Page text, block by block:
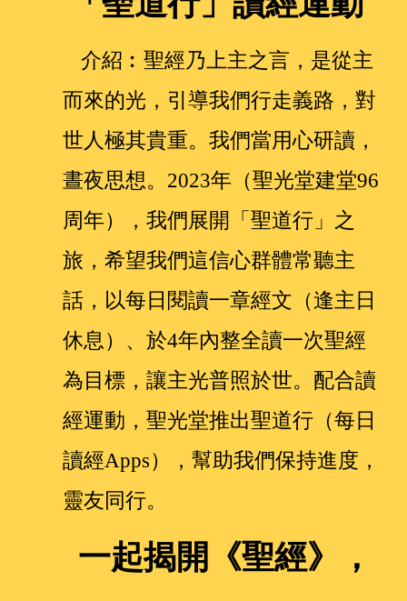
介紹︰聖經乃上主之言，是從主
而來的光，引導我們行走義路，對
世人極其貴重。我們當用心研讀，
晝夜思想。2023年（聖光堂建堂96
周年），我們展開「聖道行」之
旅，希望我們這信心群體常聽主
話，以每日閱讀一章經文（逢主日
休息）、於4年內整全讀一次聖經
為目標，讓主光普照於世。配合讀
經運動，聖光堂推出聖道行（每日
讀經Apps），幫助我們保持進度，
靈友同行。
一起揭開《聖經》，